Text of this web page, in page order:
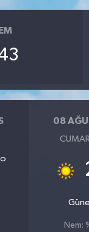
°
08
Nem: